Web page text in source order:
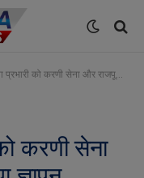
को करणी सेना और राजपूत समाज ने सौंपा ज्ञापन
करणी सेना